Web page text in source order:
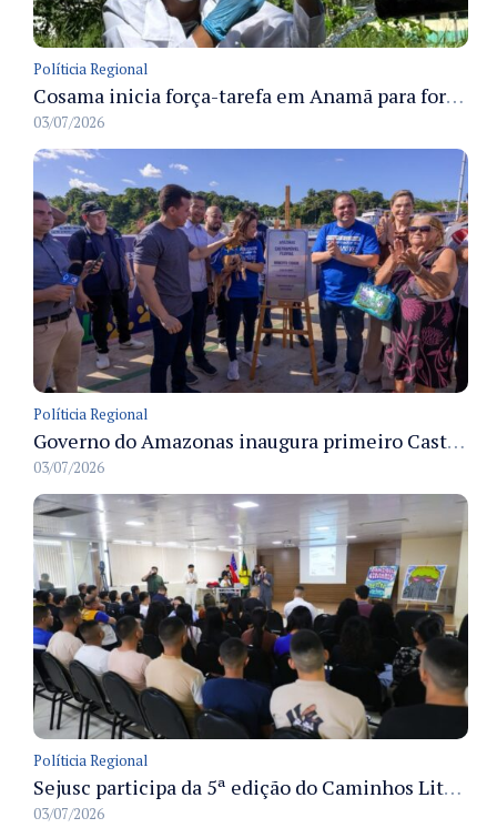
Políticia Regional
Cosama inicia força-tarefa em Anamã para fortalecer abastecimento de água e segurança hídrica da população
03/07/2026
Políticia Regional
Governo do Amazonas inaugura primeiro Castramóvel Fluvial para atendimento veterinário às comunidades ribeirinhas e castração gratuita
03/07/2026
Políticia Regional
Sejusc participa da 5ª edição do Caminhos Literários com foco na cultura hip-hop nas unidades socioeducativas
03/07/2026